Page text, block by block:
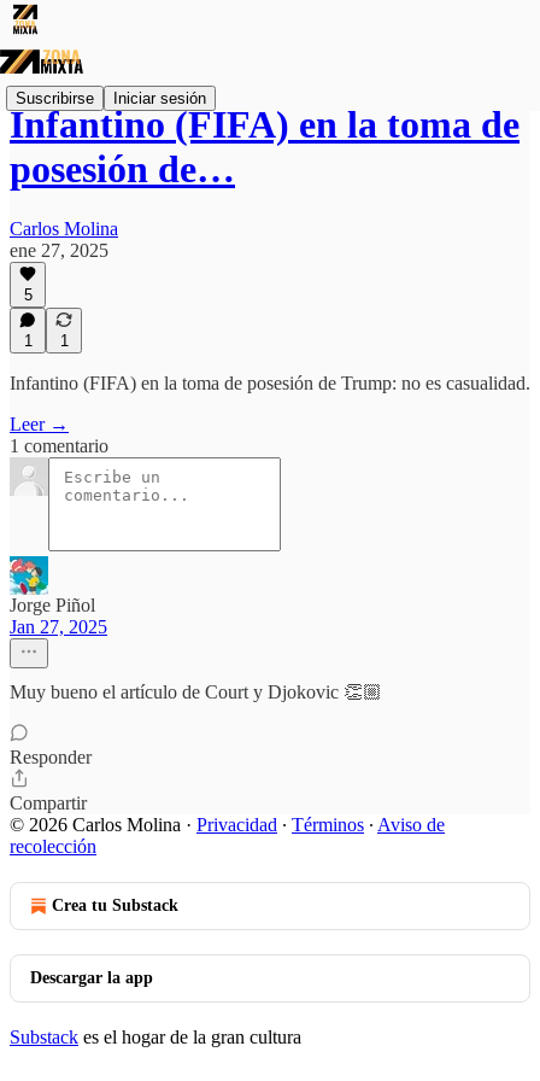
Suscribirse Iniciar sesión
Infantino (FIFA) en la toma de
posesión de…
Carlos Molina
ene 27, 2025
5
1 1
Infantino (FIFA) en la toma de posesión de Trump: no es casualidad.
Leer →
1 comentario
Jorge Piñol
Jan 27, 2025
Muy bueno el artículo de Court y Djokovic 👏🏼
Responder
Compartir
© 2026 Carlos Molina · Privacidad ∙ Términos ∙ Aviso de
recolección
Crea tu Substack
Descargar la app
Substack es el hogar de la gran cultura